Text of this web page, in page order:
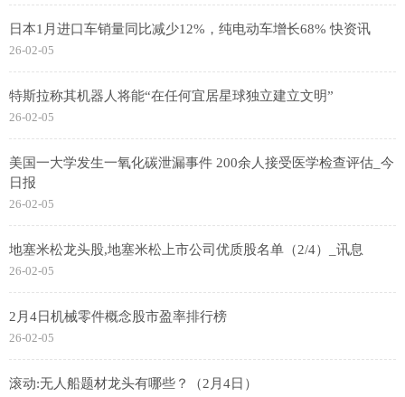
日本1月进口车销量同比减少12%，纯电动车增长68% 快资讯
26-02-05
特斯拉称其机器人将能“在任何宜居星球独立建立文明”
26-02-05
美国一大学发生一氧化碳泄漏事件 200余人接受医学检查评估_今
日报
26-02-05
地塞米松龙头股,地塞米松上市公司优质股名单（2/4）_讯息
26-02-05
2月4日机械零件概念股市盈率排行榜
26-02-05
滚动:无人船题材龙头有哪些？（2月4日）